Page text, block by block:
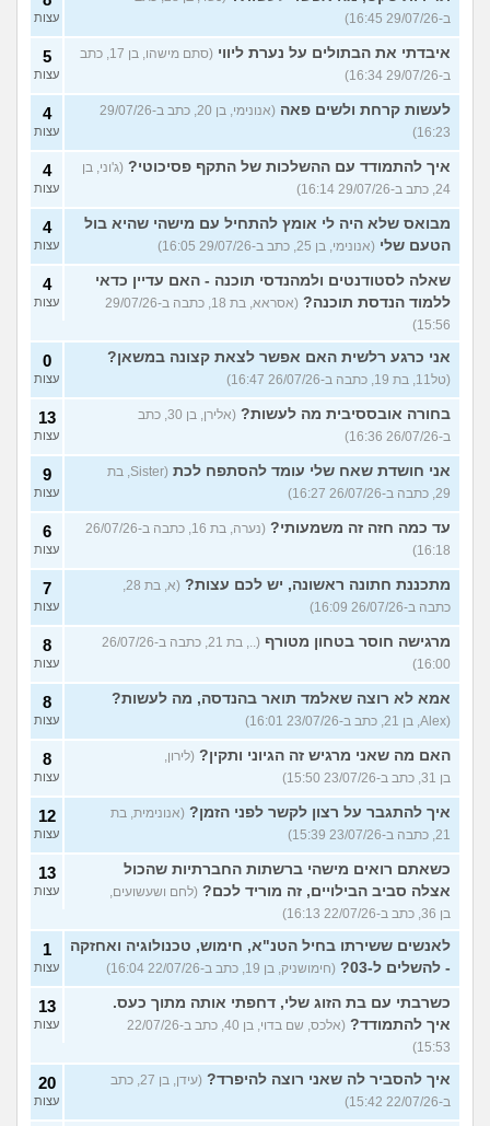
ב-29/07/26 16:45)
עצות
איבדתי את הבתולים על נערת ליווי
(סתם מישהו, בן 17, כתב
ב-29/07/26 16:34)
5
עצות
לעשות קרחת ולשים פאה
(אנונימי, בן 20, כתב ב-29/07/26
16:23)
4
עצות
איך להתמודד עם ההשלכות של התקף פסיכוטי? (ג'וני, בן
24, כתב ב-29/07/26 16:14)
4
עצות
מבואס שלא היה לי אומץ להתחיל עם מישהי שהיא בול
הטעם שלי (אנונימי, בן 25, כתב ב-29/07/26 16:05)
4
עצות
שאלה לסטודנטים ולמהנדסי תוכנה - האם עדיין כדאי
ללמוד הנדסת תוכנה?
(אסראא, בת 18, כתבה ב-29/07/26
15:56)
4
עצות
אני כרגע רלשית האם אפשר לצאת קצונה במשאן?
(טל11, בת 19, כתבה ב-26/07/26 16:47)
0
עצות
בחורה אובססיבית מה לעשות?
(אלירן, בן 30, כתב
ב-26/07/26 16:36)
13
עצות
אני חושדת שאח שלי עומד להסתפח לכת
(Sister, בת
29, כתבה ב-26/07/26 16:27)
9
עצות
עד כמה חזה זה משמעותי?
(נערה, בת 16, כתבה ב-26/07/26
16:18)
6
עצות
מתכננת חתונה ראשונה, יש לכם עצות?
(א, בת 28,
כתבה ב-26/07/26 16:09)
7
עצות
מרגישה חוסר בטחון מטורף
(.., בת 21, כתבה ב-26/07/26
16:00)
8
עצות
אמא לא רוצה שאלמד תואר בהנדסה, מה לעשות?
(Alex, בן 21, כתב ב-23/07/26 16:01)
8
עצות
האם מה שאני מרגיש זה הגיוני ותקין? (לירון,
בן 31, כתב ב-23/07/26 15:50)
8
עצות
איך להתגבר על רצון לקשר לפני הזמן? (אנונימית, בת
21, כתבה ב-23/07/26 15:39)
12
עצות
כשאתם רואים מישהי ברשתות החברתיות שהכול
אצלה סביב הבילויים, זה מוריד לכם? (לחם ושעשועים,
בן 36, כתב ב-22/07/26 16:13)
13
עצות
לאנשים ששירתו בחיל הטנ"א, חימוש, טכנולוגיה ואחזקה
- להשלים ל-03?
(חימושניק, בן 19, כתב ב-22/07/26 16:04)
1
עצות
כשרבתי עם בת הזוג שלי, דחפתי אותה מתוך כעס.
איך להתמודד?
(אלכס, שם בדוי, בן 40, כתב ב-22/07/26
15:53)
13
עצות
איך להסביר לה שאני רוצה להיפרד?
(עידן, בן 27, כתב
ב-22/07/26 15:42)
20
עצות